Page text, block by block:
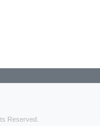
Reserved.